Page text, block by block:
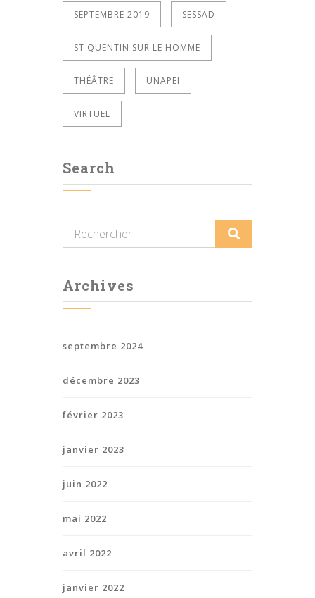
SEPTEMBRE 2019 SESSAD
ST QUENTIN SUR LE HOMME
THÉÂTRE UNAPEI
VIRTUEL
Search
Archives
septembre 2024
décembre 2023
février 2023
janvier 2023
juin 2022
mai 2022
avril 2022
janvier 2022